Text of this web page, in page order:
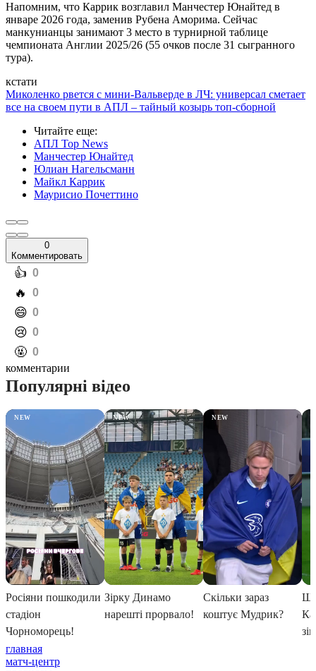
Напомним, что Каррик возглавил Манчестер Юнайтед в
январе 2026 года, заменив Рубена Аморима. Сейчас
манкунианцы занимают 3 место в турнирной таблице
чемпионата Англии 2025/26 (55 очков после 31 сыгранного
тура).
кстати
Миколенко рвется с мини-Вальверде в ЛЧ: универсал сметает
все на своем пути в АПЛ – тайный козырь топ-сборной
Читайте еще:
АПЛ Top News
Манчестер Юнайтед
Юлиан Нагельсманн
Майкл Каррик
Маурисио Почеттино
0
Комментировать
️👍 0
️🔥 0
️😄 0
️😢 0
️🤬 0
комментарии
главная
матч-центр